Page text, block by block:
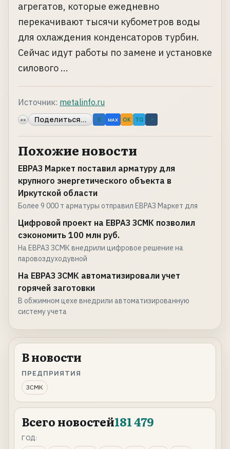
агрегатов, которые ежедневно
перекачивают тысячи кубометров воды
для охлаждения конденсаторов турбин.
Сейчас идут работы по замене и установке
силового ...
Источник: metalinfo.ru
«» Поделиться... B MAX OK TG ↗
Похожие новости
ЕВРАЗ Маркет поставил арматуру для
крупного энергетического объекта в
Иркутской области
Более 9 000 т арматуры отправил ЕВРАЗ Маркет для
Цифровой проект на ЕВРАЗ ЗСМК позволил
сэкономить 100 млн руб.
На ЕВРАЗ ЗСМК внедрили цифровое решение на
паровоздуходувной
На ЕВРАЗ ЗСМК автоматизировали учет
горячей заготовки
В обжимном цехе внедрили автоматизированную
систему учета
В новости
ПРЕДПРИЯТИЯ
ЗСМК
Всего новостей181 479
ГОД: